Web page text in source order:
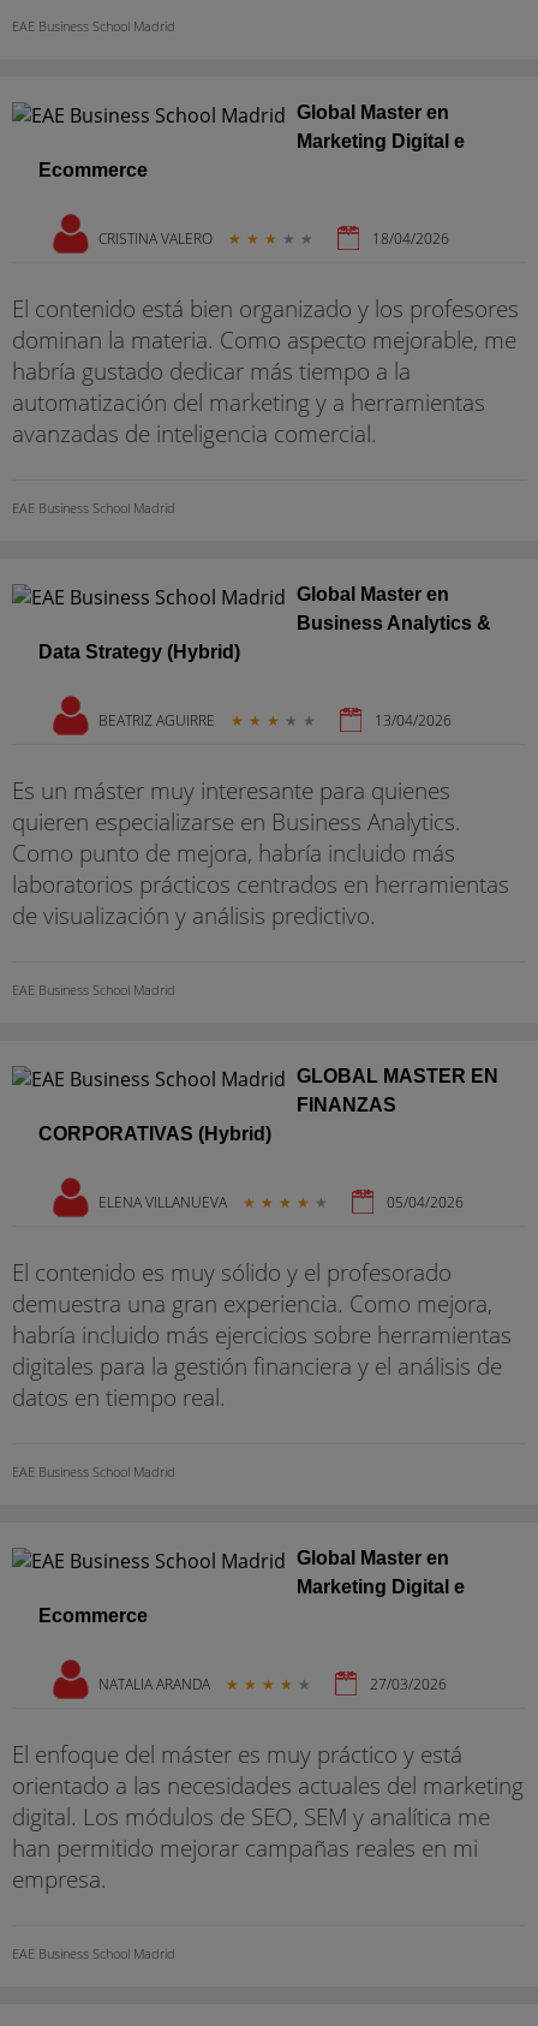
EAE Business School Madrid
Global Master en
Marketing Digital e
Ecommerce
CRISTINA VALERO ★ ★ ★ ★ ★ 18/04/2026
El contenido está bien organizado y los profesores
dominan la materia. Como aspecto mejorable, me
habría gustado dedicar más tiempo a la
automatización del marketing y a herramientas
avanzadas de inteligencia comercial.
EAE Business School Madrid
Global Master en
Business Analytics &
Data Strategy (Hybrid)
BEATRIZ AGUIRRE ★ ★ ★ ★ ★ 13/04/2026
Es un máster muy interesante para quienes
quieren especializarse en Business Analytics.
Como punto de mejora, habría incluido más
laboratorios prácticos centrados en herramientas
de visualización y análisis predictivo.
EAE Business School Madrid
GLOBAL MASTER EN
FINANZAS
CORPORATIVAS (Hybrid)
ELENA VILLANUEVA ★ ★ ★ ★ ★ 05/04/2026
El contenido es muy sólido y el profesorado
demuestra una gran experiencia. Como mejora,
habría incluido más ejercicios sobre herramientas
digitales para la gestión financiera y el análisis de
datos en tiempo real.
EAE Business School Madrid
Global Master en
Marketing Digital e
Ecommerce
NATALIA ARANDA ★ ★ ★ ★ ★ 27/03/2026
El enfoque del máster es muy práctico y está
orientado a las necesidades actuales del marketing
digital. Los módulos de SEO, SEM y analítica me
han permitido mejorar campañas reales en mi
empresa.
EAE Business School Madrid